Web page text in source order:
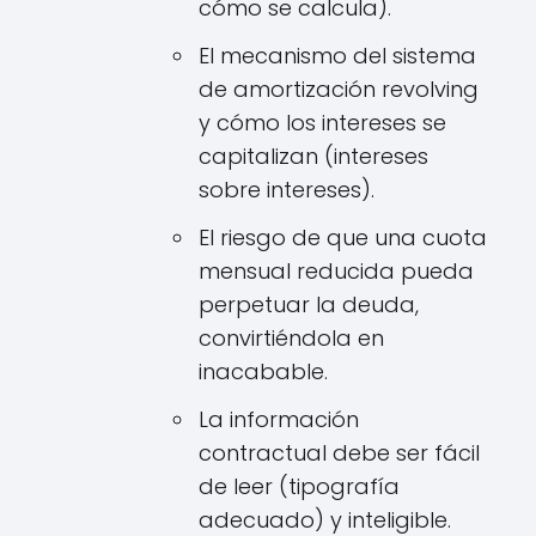
cómo se calcula).
El mecanismo del sistema
de amortización revolving
y cómo los intereses se
capitalizan (intereses
sobre intereses).
El riesgo de que una cuota
mensual reducida pueda
perpetuar la deuda,
convirtiéndola en
inacabable.
La información
contractual debe ser fácil
de leer (tipografía
adecuado) y inteligible.